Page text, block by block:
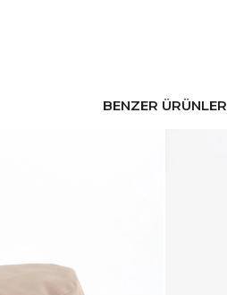
BENZER ÜRÜNLER